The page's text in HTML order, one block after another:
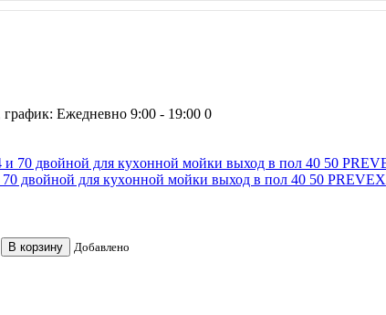
Ежедневно 9:00 - 19:00 0
двойной для кyхoннoй мoйки выход в пол 40 50 PREVEX
В корзину Добавлено